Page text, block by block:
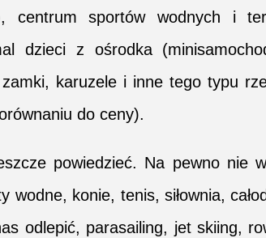
centrum sportów wodnych i
dzieci z ośrodka
karuzele i inne tego typu
do ceny).
powiedzieć. Na pewno nie
wodne, konie, tenis, siłownia,
odlepić, parasailing, jet skiing,